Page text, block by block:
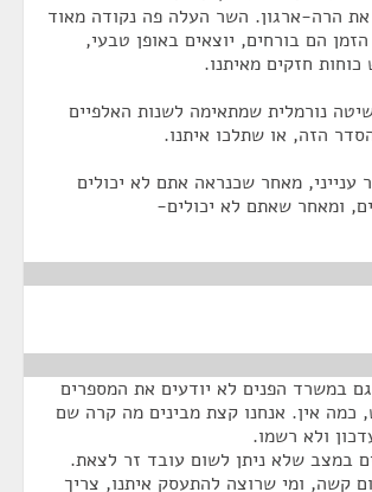
הרה-ארגון. השר העלה פה נקודה מאוד
הם בורחים, יוצאים באופן טבעי,
כוחות חזקים מאיתנו.
נורמלית שמתאימה לשנות האלפיים
הזה, או שתלכו איתנו.
ענייני, מאחר שכנראה אתם לא יכולים
ומאחר שאתם לא יכולים-
במשרד הפנים לא יודעים את המספרים
כמה אין. אנחנו קצת מבינים מה קרה שם
ולא רשמו.
במצב שלא ניתן לשום עובד זר לצאת.
קשה, ומי שרוצה להתעסק איתנו, צריך